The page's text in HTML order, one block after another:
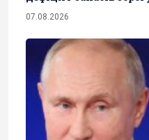
07.08.2026